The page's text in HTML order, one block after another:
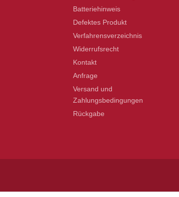
Batteriehinweis
Defektes Produkt
Verfahrensverzeichnis
Widerrufsrecht
Kontakt
Anfrage
Versand und
Zahlungsbedingungen
Rückgabe